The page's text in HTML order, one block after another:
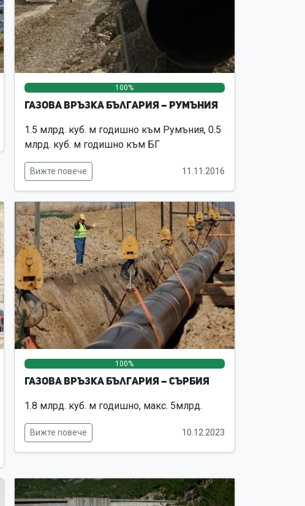
100% 0%
0%
Газова връзка България – Румъния
1.5 млрд. куб. м годишно към Румъния, 0.5
млрд. куб. м годишно към БГ
Вижте повече 11.11.2016
100% 0%
0%
Газова връзка България – Сърбия
1.8 млрд. куб. м годишно, макс. 5млрд.
Вижте повече 10.12.2023